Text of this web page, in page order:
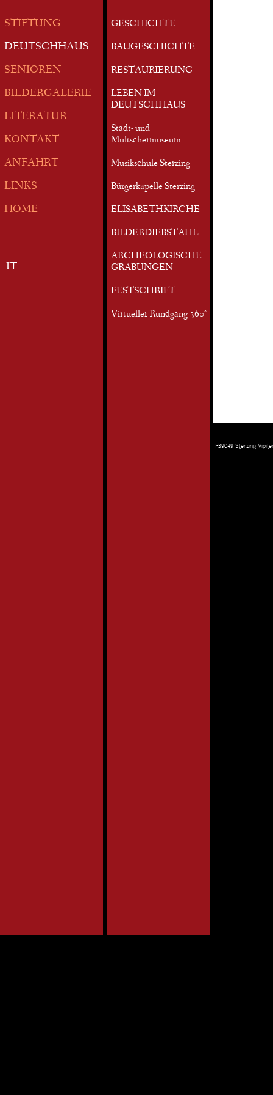
STIFTUNG
DEUTSCHHAUS
SENIOREN
BILDERGALERIE
LITERATUR
KONTAKT
ANFAHRT
LINKS
HOME
IT
GESCHICHTE
BAUGESCHICHTE
RESTAURIERUNG
LEBEN IM
DEUTSCHHAUS
Stadt- und
Multschermuseum
Musikschule Sterzing
Bürgerkapelle Sterzing
ELISABETHKIRCHE
BILDERDIEBSTAHL
ARCHEOLOGISCHE
GRABUNGEN
FESTSCHRIFT
Virtueller Rundgang 360°
I-39049 Sterzing